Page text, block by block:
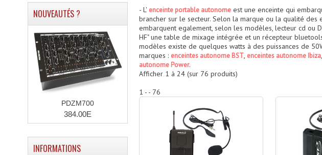
- L' enceinte portable autonomeest une enceinte qui
brancher sur le secteur. Selon la marque ou la qualité des
embarquent egalement, selon les modèles, lecteur cd ou
HF" une table de mixage intégrée et un récepteur
modèles existe de quelques watts à des puissances de
marques : enceintes autonome BST, enceintes autonome Ibiza,
autonome Power.
Afficher 1 à 24(sur 76 produits)
1 - - 76
NOUVEAUTÉS ?
PDZM700
384.00E
INFORMATIONS